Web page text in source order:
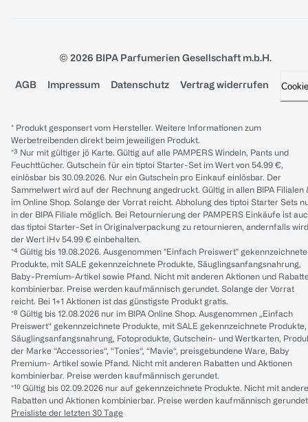
© 2026 BIPA Parfumerien Gesellschaft m.b.H.
AGB Impressum Datenschutz Vertrag widerrufen
* Produkt gesponsert vom Hersteller. Weitere Informationen zum
Werbetreibenden direkt beim jeweiligen Produkt.
*³ Nur mit gültiger jö Karte. Gültig auf alle PAMPERS Windeln, Pants und
Feuchttücher. Gutschein für ein tiptoi Starter-Set im Wert von 54.99 €,
einlösbar bis 30.09.2026. Nur ein Gutschein pro Einkauf einlösbar. Der
Sammelwert wird auf der Rechnung angedruckt. Gültig in allen BIPA Filialen
im Online Shop. Solange der Vorrat reicht. Abholung des tiptoi Starter Sets
in der BIPA Filiale möglich. Bei Retournierung der PAMPERS Einkäufe ist
das tiptoi Starter-Set in Originalverpackung zu retournieren, andernfalls wird
der Wert iHv 54.99 € einbehalten.
*⁴ Gültig bis 19.08.2026. Ausgenommen "Einfach Preiswert" gekennzeichnete
Produkte, mit SALE gekennzeichnete Produkte, Säuglingsanfangsnahrung,
Baby-Premium-Artikel sowie Pfand. Nicht mit anderen Aktionen und
kombinierbar. Preise werden kaufmännisch gerundet. Solange der Vorrat
reicht. Bei 1+1 Aktionen ist das günstigste Produkt gratis.
*⁸ Gültig bis 12.08.2026 nur im BIPA Online Shop. Ausgenommen „Einfach
Preiswert“ gekennzeichnete Produkte, mit SALE gekennzeichnete Produkte,
Säuglingsanfangsnahrung, Fotoprodukte, Gutschein- und Wertkarten,
der Marke “Accessories“, “Tonies“, “Mavie“, preisgebundene Ware, Baby
Premium- Artikel sowie Pfand. Nicht mit anderen Rabatten und Aktionen
kombinierbar. Preise werden kaufmännisch gerundet.
*¹⁰ Gültig bis 02.09.2026 nur auf gekennzeichnete Produkte. Nicht mit
Rabatten und Aktionen kombinierbar. Preise werden kaufmännisch
Preisliste der letzten 30 Tage